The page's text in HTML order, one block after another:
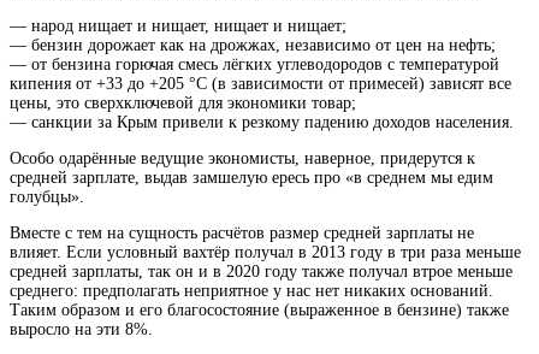
— народ нищает и нищает, нищает и нищает;
— бензин дорожает как на дрожжах, независимо от цен на нефть;
— от бензина горючая смесь лёгких углеводородов с температурой
кипения от +33 до +205 °C (в зависимости от примесей) зависят все
цены, это сверхключевой для экономики товар;
— санкции за Крым привели к резкому падению доходов населения.
Особо одарённые ведущие экономисты, наверное, придерутся к
средней зарплате, выдав замшелую ересь про «в среднем мы едим
голубцы».
Вместе с тем на сущность расчётов размер средней зарплаты не
влияет. Если условный вахтёр получал в 2013 году в три раза меньше
средней зарплаты, так он и в 2020 году также получал втрое меньше
среднего: предполагать неприятное у нас нет никаких оснований.
Таким образом и его благосостояние (выраженное в бензине) также
выросло на эти 8%.